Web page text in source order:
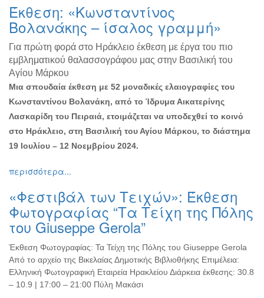
Παζάρι
Ειδών
Συνέδρια
Ημερίδες
Διημερίδες
Σεμινάρια-
Διαλέξεις-
Ομιλίες
Διάφορες
για
Παιδιά
Άλλες
Εκδηλώσεις
Έκθεση: «Κωνσταντίνος
Βολανάκης – ίσαλος γραμμή»
Για πρώτη φορά στο Ηράκλειο έκθεση με έργα του πιο
εμβληματικού θαλασσογράφου μας στην Βασιλική του
Αγίου Μάρκου
Μια σπουδαία έκθεση με 52 μοναδικές ελαιογραφίες του
Κωνσταντίνου Βολανάκη, από το Ίδρυμα Αικατερίνης
Λασκαρίδη του Πειραιά, ετοιμάζεται να υποδεχθεί το κοινό
στο Ηράκλειο, στη Βασιλική του Αγίου Μάρκου, το διάστημα
19 Ιουλίου – 12 Νοεμβρίου 2024.
περισσότερα...
«Φεστιβάλ των Τειχών»: Έκθεση
Φωτογραφίας “Τα Τείχη της Πόλης
του Giuseppe Gerola”
Έκθεση Φωτογραφίας: Τα Τείχη της Πόλης του Giuseppe Gerola
Από το αρχείο της Βικελαίας Δημοτικής Βιβλιοθήκης Επιμέλεια:
Ελληνική Φωτογραφική Εταιρεία Ηρακλείου Διάρκεια έκθεσης: 30.8
– 10.9 | 17:00 – 21:00 Πύλη Μακάσι